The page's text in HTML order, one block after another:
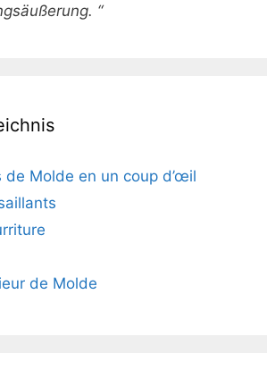
“
de Molde en un coup d’œil
de Molde